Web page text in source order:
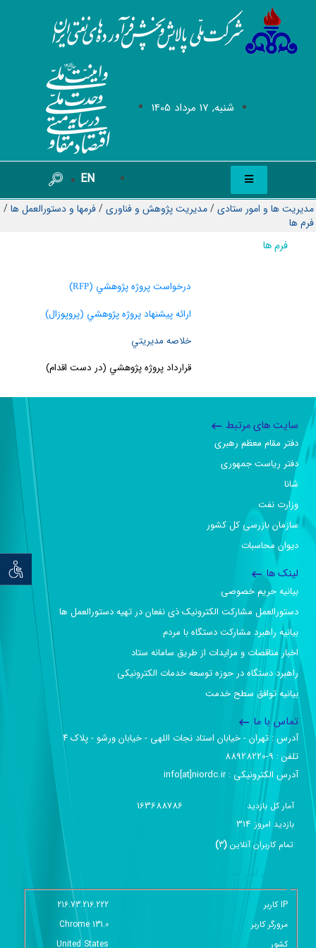
شنبه, 17 مرداد 1405
EN
توان
مدیریت ها و امور ستادی/مدیریت پژوهش و فناوری/فرمها و دستورالعمل ها/
فرم ها
فرم ها
درخواست پروژه پژوهشي (RFP
)
ارائه پيشنهاد پروژه پژوهشي (پروپوزال)
خلاصه مديريتي
قرارداد پروژه پژوهشي (در دست اقدام)
سایت های مرتبط
دفتر مقام معظم رهبری
دفتر ریاست جمهوری
شانا
وزارت نفت
سازمان بازرسی کل کشور
دیوان محاسبات
لینک ها
بیانیه حریم خصوصی
دستورالعمل مشارکت الکترونیک ذی نفعان در تهیه دستورالعمل ها
بیانیه راهبرد مشارکت دستگاه با مردم
اخبار مناقصات و مزایدات از طریق سامانه ستاد
راهبرد دستگاه در حوزه توسعه خدمات الکترونیکی
بیانیه توافق سطح خدمت
تماس با ما
آدرس :‌ تهران - خیابان استاد نجات اللهی - خیابان ورشو - پلاک ۴
تلفن :‌ 9-88928220
آدرس الکترونیکی :‌ info[at]niordc.ir
آمار کل بازدید 163688786
بازديد امروز 314
تمام کاربران آنلاين (
3
)
IP کاربر
216.73.216.222
مرورگر کاربر
Chrome 131.0
کشور
United States